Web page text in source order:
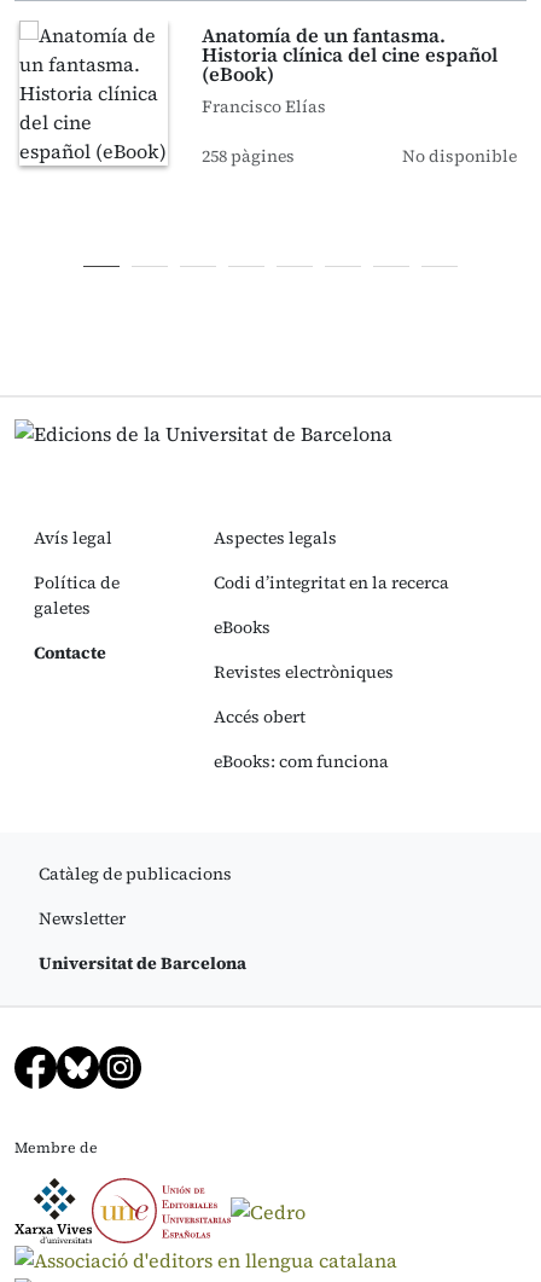
Anatomía de un fantasma.
Historia clínica del cine español
(eBook)
Francisco Elías
258 pàgines No disponible
Avís legal
Política de
galetes
Contacte
Aspectes legals
Codi d’integritat en la recerca
eBooks
Revistes electròniques
Accés obert
eBooks: com funciona
Catàleg de publicacions
Newsletter
Universitat de Barcelona
Membre de